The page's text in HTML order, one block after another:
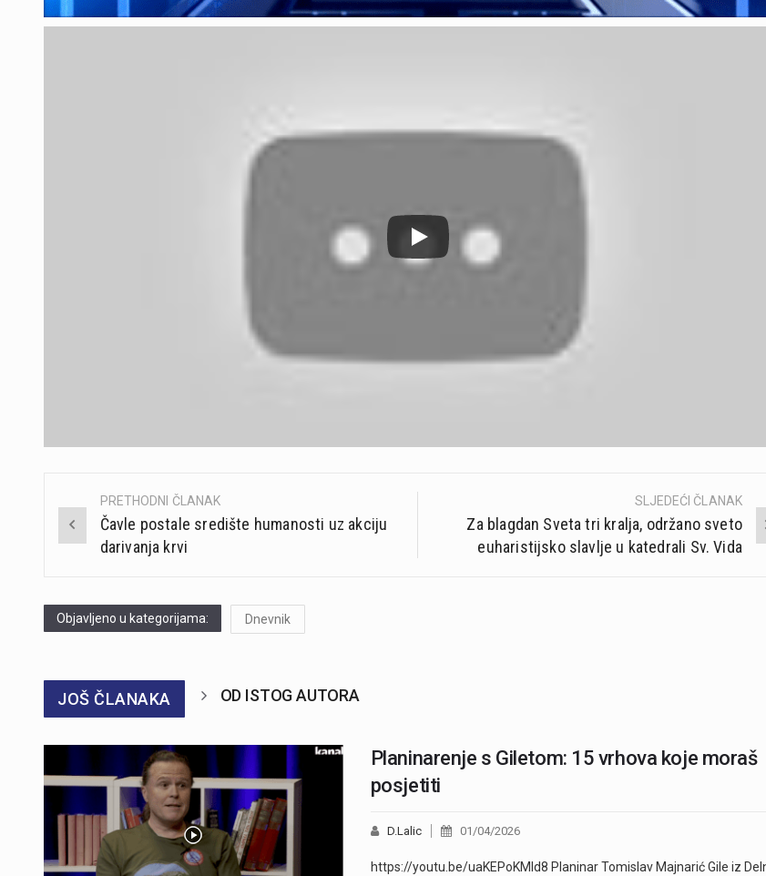
Post
navigation
PRETHODNI ČLANAK
Čavle postale središte humanosti uz akciju
darivanja krvi
SLJEDEĆI ČLANAK
Za blagdan Sveta tri kralja, održano sveto
euharistijsko slavlje u katedrali Sv. Vida
Objavljeno u kategorijama: Dnevnik
JOŠ ČLANAKA OD ISTOG AUTORA
Planinarenje s Giletom: 15 vrhova koje moraš
posjetiti
D.Lalic 01/04/2026
https://youtu.be/uaKEPoKMId8 Planinar Tomislav Majnarić Gile iz